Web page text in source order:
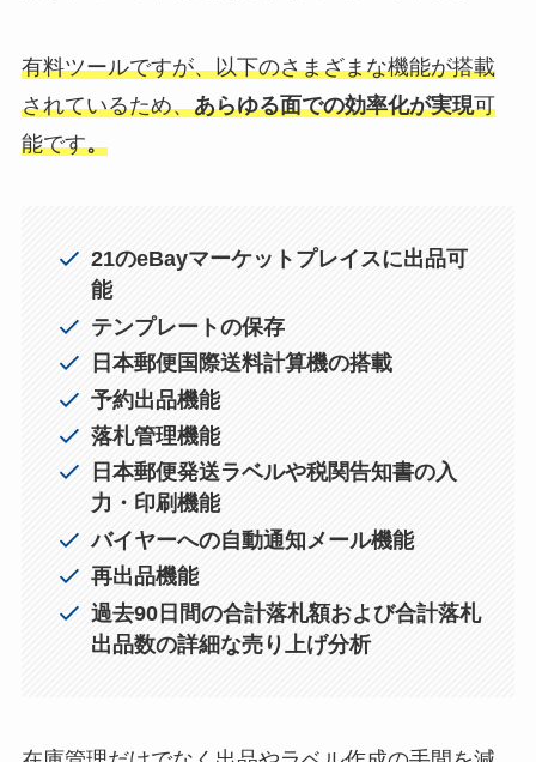
有料ツールですが、以下のさまざまな機能が搭載
されているため、あらゆる面での効率化が実現可
能です。
21のeBayマーケットプレイスに出品可
能
テンプレートの保存
日本郵便国際送料計算機の搭載
予約出品機能
落札管理機能
日本郵便発送ラベルや税関告知書の入
力・印刷機能
バイヤーへの自動通知メール機能
再出品機能
過去90日間の合計落札額および合計落札
出品数の詳細な売り上げ分析